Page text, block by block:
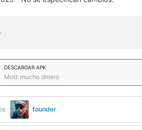
DESCARGAR APK
Mod: mucho dinero
founder